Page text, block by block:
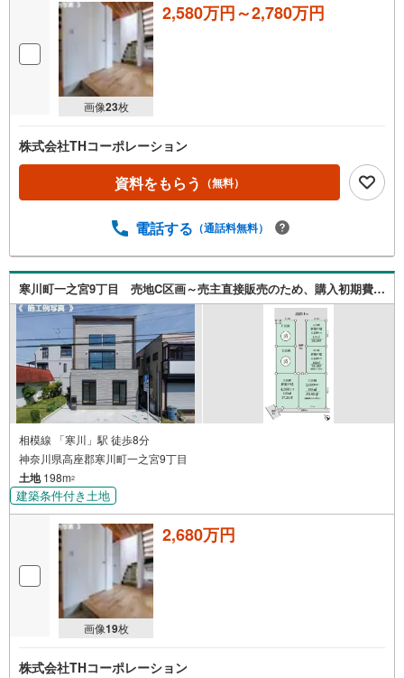
画像23枚
2,580万円～2,780万円
株式会社THコーポレーション
資料をもらう （無料）
電話する （通話料無料）
寒川町一之宮9丁目 売地C区画～売主直接販売のため、購入初期費用を抑えられます～
相模線 「寒川」駅 徒歩8分
神奈川県高座郡寒川町一之宮9丁目
土地198m2
建築条件付き土地
画像19枚
2,680万円
株式会社THコーポレーション